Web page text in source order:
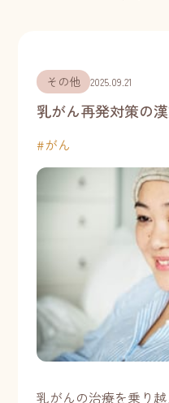
その他 2025.09.21
乳がん再発対策の
#がん
乳がんの治療を乗り越